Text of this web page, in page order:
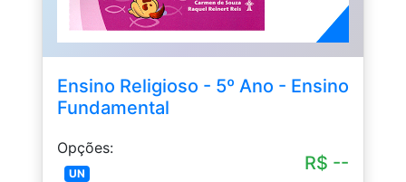
Ensino Religioso - 5º Ano - Ensino
Fundamental
Opções:
UN R$ --